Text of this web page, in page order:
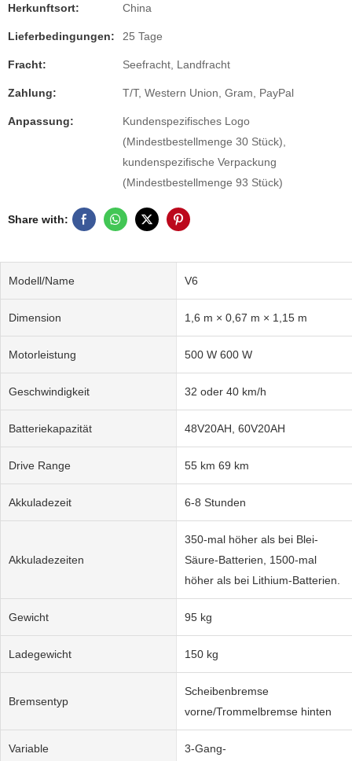
Herkunftsort: China
Lieferbedingungen: 25 Tage
Fracht: Seefracht, Landfracht
Zahlung: T/T, Western Union, Gram, PayPal
Anpassung:
Kundenspezifisches Logo
(Mindestbestellmenge 30 Stück),
kundenspezifische Verpackung
(Mindestbestellmenge 93 Stück)
Share with:
Modell/Name V6
Dimension 1,6 m × 0,67 m × 1,15 m
Motorleistung 500 W 600 W
Geschwindigkeit 32 oder 40 km/h
Batteriekapazität 48V20AH, 60V20AH
Drive Range 55 km 69 km
Akkuladezeit 6-8 Stunden
Akkuladezeiten
350-mal höher als bei Blei-
Säure-Batterien, 1500-mal
höher als bei Lithium-Batterien.
Gewicht 95 kg
Ladegewicht 150 kg
Bremsentyp
Scheibenbremse
vorne/Trommelbremse hinten
Variable
3-Gang-